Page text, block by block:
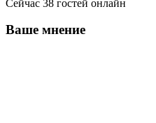
Сейчас 38 гостей онлайн
Ваше мнение